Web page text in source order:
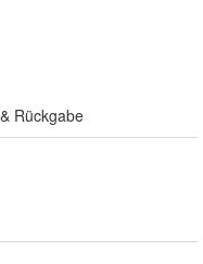
Rückgabe